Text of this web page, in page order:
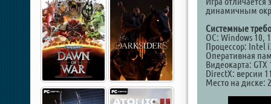
динамичным
Системные
ОС: Windows 10,
Процессор: Intel
Оперативная
Видеокарта: GTX
DirectX: версии
Место на диске: